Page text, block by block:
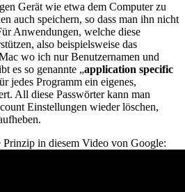
Gerät wie etwa dem Computer zu
auch speichern, so dass man ihn nicht
Anwendungen, welche diese
also beispielsweise das
wo ich nur Benutzernamen und
es so genannte „application specific
jedes Programm ein eigenes,
All diese Passwörter kann man
Einstellungen wieder löschen,
in diesem Video von Google: